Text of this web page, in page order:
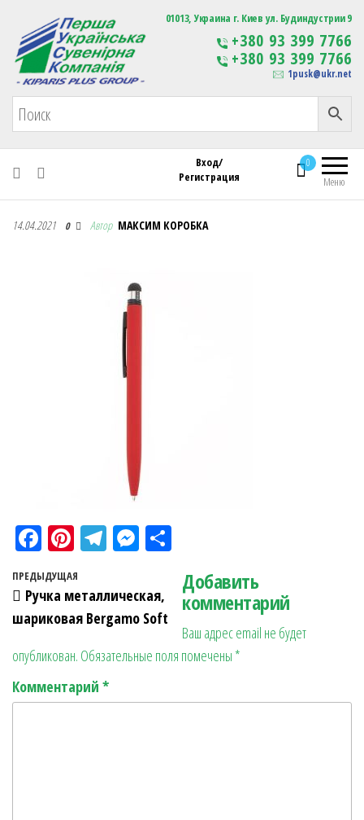
Первая Украинская Сувенирная Компания Изготовление
сувенирной продукции
с логотипом
01013, Украина г. Киев ул. Будиндустрии 9
+380 93 399 7766
+380 93 399 7766
1pusk@ukr.net
Меню
0
Вход/
Регистрация
Первая Украинская Сувенирная Компания
14.04.2021 0 Автор МАКСИМ КОРОБКА
Fa
ce
bo
ok
Pi
nt
er
es
t
Te
gr
a
M
se
n
r
ра
в
ит
ь
Навигация по записям
Предыдущая запись
ПРЕДЫДУЩАЯ
Ручка металлическая,
шариковая Bergamo Soft
Добавить
комментарий
Ваш адрес email не будет
опубликован. Обязательные поля помечены *
Комментарий *